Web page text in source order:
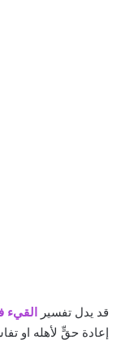
قد يدل تفسير القيء
إعادة حقٍّ لأهله او